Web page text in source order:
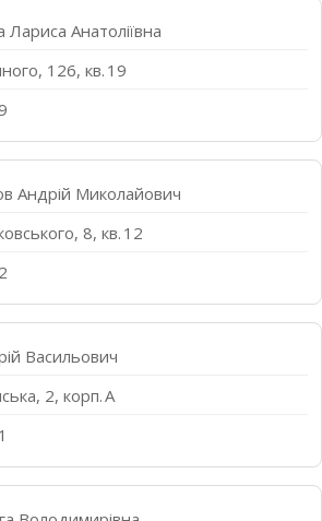
Анатоліївна
126, кв. 19
Андрій Миколайович
8, кв. 12
Васильович
2, корп. А